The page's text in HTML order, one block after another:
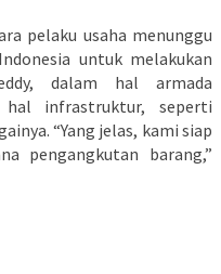
pelaku usaha menunggu
untuk melakukan
dalam hal armada
hal infrastruktur, seperti
“Yang jelas, kami siap
pengangkutan barang,”